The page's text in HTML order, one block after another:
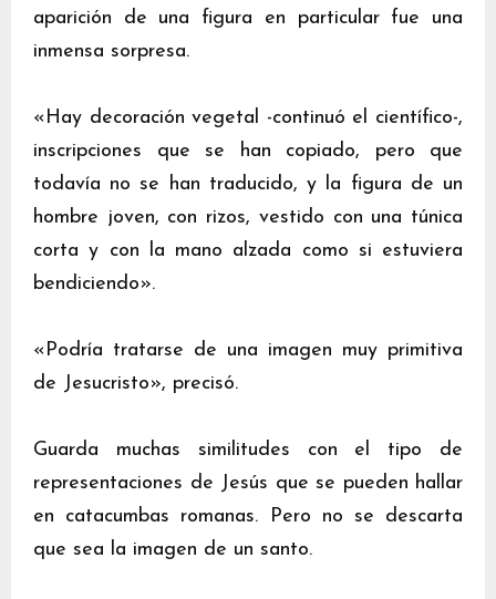
aparición de una figura en particular fue una
inmensa sorpresa.
«Hay decoración vegetal -continuó el científico-,
inscripciones que se han copiado, pero que
todavía no se han traducido, y la figura de un
hombre joven, con rizos, vestido con una túnica
corta y con la mano alzada como si estuviera
bendiciendo».
«Podría tratarse de una imagen muy primitiva
de Jesucristo», precisó.
Guarda muchas similitudes con el tipo de
representaciones de Jesús que se pueden hallar
en catacumbas romanas. Pero no se descarta
que sea la imagen de un santo.